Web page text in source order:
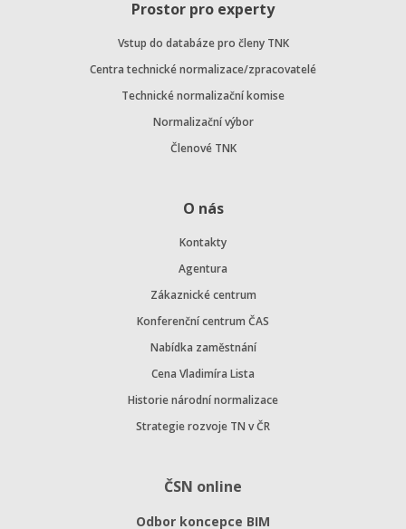
Prostor pro experty
Vstup do databáze pro členy TNK
Centra technické normalizace/zpracovatelé
Technické normalizační komise
Normalizační výbor
Členové TNK
O nás
Kontakty
Agentura
Zákaznické centrum
Konferenční centrum ČAS
Nabídka zaměstnání
Cena Vladimíra Lista
Historie národní normalizace
Strategie rozvoje TN v ČR
ČSN online
Odbor koncepce BIM